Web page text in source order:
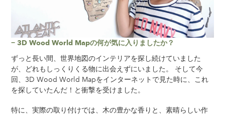
− 3D Wood World Mapの何が気に入りましたか？
ずっと長い間、世界地図のインテリアを探し続けていました
が、どれもしっくりくる物に出会えずにいました。 そして今
回、3D Wood World Mapをインターネットで見た時に、これ
を探していたんだ！と衝撃を受けました。
特に、実際の取り付けでは、木の豊かな香りと、素晴らしい作